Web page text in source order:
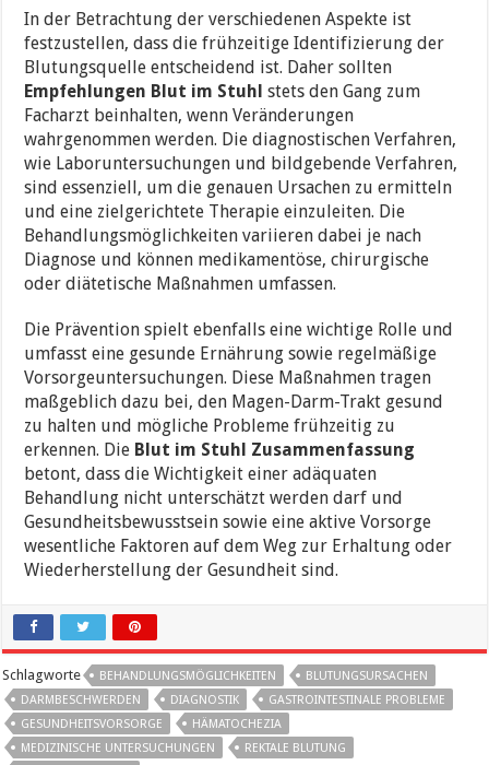
In der Betrachtung der verschiedenen Aspekte ist
festzustellen, dass die frühzeitige Identifizierung der
Blutungsquelle entscheidend ist. Daher sollten
Empfehlungen Blut im Stuhl stets den Gang zum
Facharzt beinhalten, wenn Veränderungen
wahrgenommen werden. Die diagnostischen Verfahren,
wie Laboruntersuchungen und bildgebende Verfahren,
sind essenziell, um die genauen Ursachen zu ermitteln
und eine zielgerichtete Therapie einzuleiten. Die
Behandlungsmöglichkeiten variieren dabei je nach
Diagnose und können medikamentöse, chirurgische
oder diätetische Maßnahmen umfassen.
Die Prävention spielt ebenfalls eine wichtige Rolle und
umfasst eine gesunde Ernährung sowie regelmäßige
Vorsorgeuntersuchungen. Diese Maßnahmen tragen
maßgeblich dazu bei, den Magen-Darm-Trakt gesund
zu halten und mögliche Probleme frühzeitig zu
erkennen. Die Blut im Stuhl Zusammenfassung
betont, dass die Wichtigkeit einer adäquaten
Behandlung nicht unterschätzt werden darf und
Gesundheitsbewusstsein sowie eine aktive Vorsorge
wesentliche Faktoren auf dem Weg zur Erhaltung oder
Wiederherstellung der Gesundheit sind.
Schlagworte BEHANDLUNGSMÖGLICHKEITEN
BLUTUNGSURSACHEN
DARMBESCHWERDEN
DIAGNOSTIK
GASTROINTESTINALE PROBLEME
GESUNDHEITSVORSORGE
HÄMATOCHEZIA
MEDIZINISCHE UNTERSUCHUNGEN
REKTALE BLUTUNG